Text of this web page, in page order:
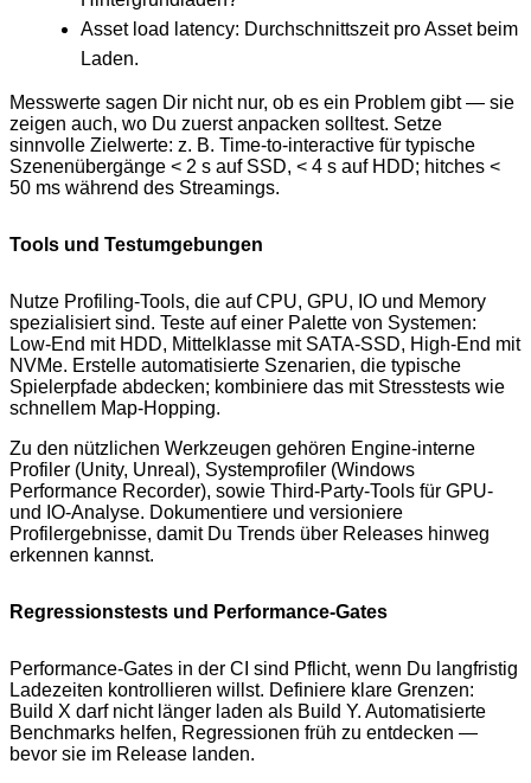
Asset load latency: Durchschnittszeit pro Asset beim
Laden.
Messwerte sagen Dir nicht nur, ob es ein Problem gibt — sie
zeigen auch, wo Du zuerst anpacken solltest. Setze
sinnvolle Zielwerte: z. B. Time-to-interactive für typische
Szenenübergänge < 2 s auf SSD, < 4 s auf HDD; hitches <
50 ms während des Streamings.
Tools und Testumgebungen
Nutze Profiling-Tools, die auf CPU, GPU, IO und Memory
spezialisiert sind. Teste auf einer Palette von Systemen:
Low-End mit HDD, Mittelklasse mit SATA-SSD, High-End mit
NVMe. Erstelle automatisierte Szenarien, die typische
Spielerpfade abdecken; kombiniere das mit Stresstests wie
schnellem Map-Hopping.
Zu den nützlichen Werkzeugen gehören Engine-interne
Profiler (Unity, Unreal), Systemprofiler (Windows
Performance Recorder), sowie Third-Party-Tools für GPU-
und IO-Analyse. Dokumentiere und versioniere
Profilergebnisse, damit Du Trends über Releases hinweg
erkennen kannst.
Regressionstests und Performance-Gates
Performance-Gates in der CI sind Pflicht, wenn Du langfristig
Ladezeiten kontrollieren willst. Definiere klare Grenzen:
Build X darf nicht länger laden als Build Y. Automatisierte
Benchmarks helfen, Regressionen früh zu entdecken —
bevor sie im Release landen.